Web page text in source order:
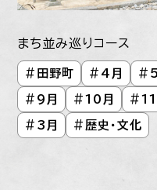
まち並み巡りコース
# 田野町 # 4月 #
# 9月 #10月 #11
# 3月 # 歴史・文化